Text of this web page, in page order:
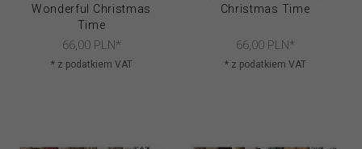
Wonderful Christmas
Time
66, 00 PLN*
* z podatkiem VAT
Christmas Time
66, 00 PLN*
* z podatkiem VAT